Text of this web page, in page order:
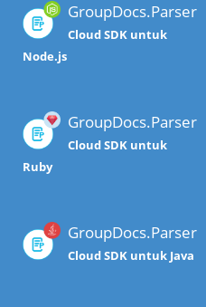
GroupDocs.Parser
Cloud SDK untuk
Node.js
GroupDocs.Parser
Cloud SDK untuk
Ruby
GroupDocs.Parser
Cloud SDK untuk Java